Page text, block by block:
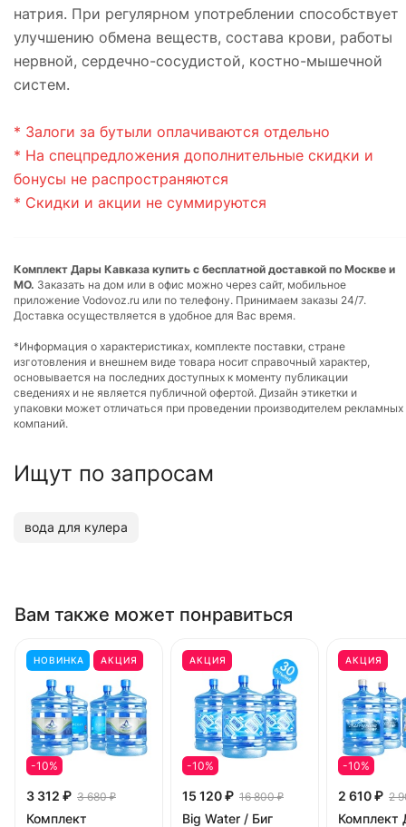
натрия. При регулярном употреблении способствует
улучшению обмена веществ, состава крови, работы
нервной, сердечно-сосудистой, костно-мышечной
систем.
* Залоги за бутыли оплачиваются отдельно
* На спецпредложения дополнительные скидки и
бонусы не распространяются
* Скидки и акции не суммируются
Комплект Дары Кавказа купить с бесплатной доставкой по Москве и
МО. Заказать на дом или в офис можно через сайт, мобильное
приложение Vodovoz.ru или по телефону. Принимаем заказы 24/7.
Доставка осуществляется в удобное для Вас время.
*Информация о характеристиках, комплекте поставки, стране
изготовления и внешнем виде товара носит справочный характер,
основывается на последних доступных к моменту публикации
сведениях и не является публичной офертой. Дизайн этикетки и
упаковки может отличаться при проведении производителем рекламных
компаний.
Ищут по запросам
вода для кулера
Вам также может понравиться
НОВИНКА АКЦИЯ
-10%
3 312 ₽ 3 680 ₽
Комплект
АКЦИЯ
-10%
15 120 ₽ 16 800 ₽
Big Water / Биг
АКЦИЯ
-10%
2 610 ₽ 2
Комплект